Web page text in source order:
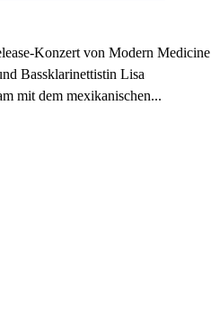
Konzert von Modern Medicine
Bassklarinettistin Lisa
mit dem mexikanischen...